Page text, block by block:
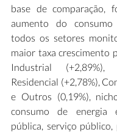
base de comparação,
aumento do consumo
todos os setores
maior taxa crescimento
Industrial
Residencial (+2,78%),
e Outros (0,19%),
consumo de energia
pública, serviço